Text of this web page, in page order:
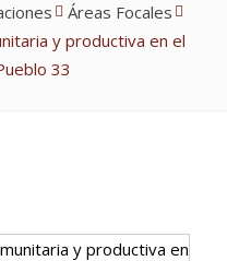
Áreas Focales
y productiva en el
33
y productiva en